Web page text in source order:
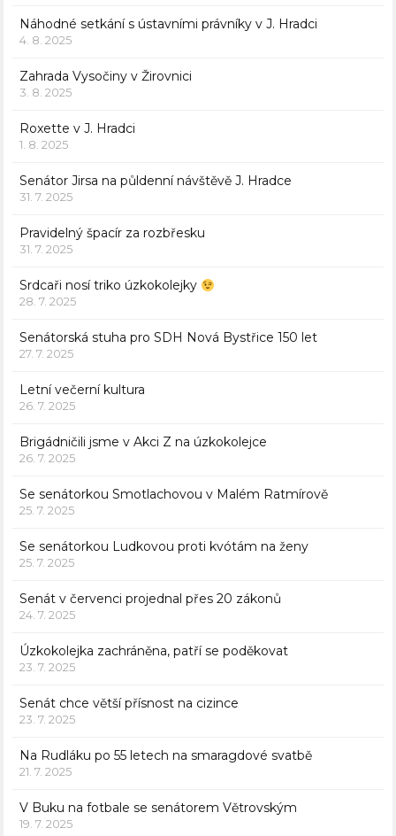
Náhodné setkání s ústavními právníky v J. Hradci
4. 8. 2025
Zahrada Vysočiny v Žirovnici
3. 8. 2025
Roxette v J. Hradci
1. 8. 2025
Senátor Jirsa na půldenní návštěvě J. Hradce
31. 7. 2025
Pravidelný špacír za rozbřesku
31. 7. 2025
Srdcaři nosí triko úzkokolejky
28. 7. 2025
Senátorská stuha pro SDH Nová Bystřice 150 let
27. 7. 2025
Letní večerní kultura
26. 7. 2025
Brigádničili jsme v Akci Z na úzkokolejce
26. 7. 2025
Se senátorkou Smotlachovou v Malém Ratmírově
25. 7. 2025
Se senátorkou Ludkovou proti kvótám na ženy
25. 7. 2025
Senát v červenci projednal přes 20 zákonů
24. 7. 2025
Úzkokolejka zachráněna, patří se poděkovat
23. 7. 2025
Senát chce větší přísnost na cizince
23. 7. 2025
Na Rudláku po 55 letech na smaragdové svatbě
21. 7. 2025
V Buku na fotbale se senátorem Větrovským
19. 7. 2025